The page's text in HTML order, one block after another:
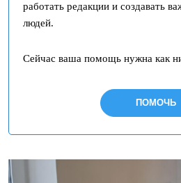
работать редакции и создавать
людей.
Сейчас ваша помощь нужна как
ПОМОЧЬ